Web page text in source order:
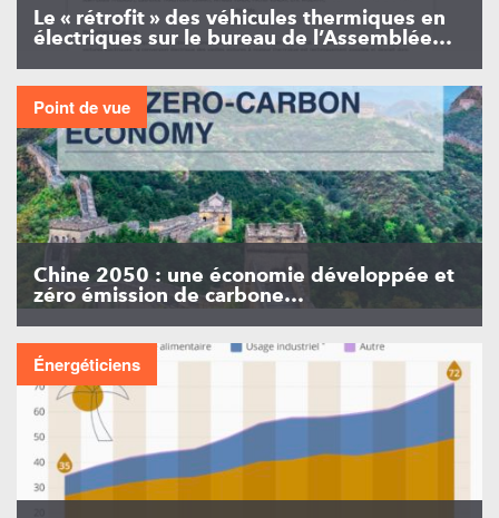
Le « rétrofit » des véhicules thermiques en
électriques sur le bureau de l’Assemblée…
Point de vue
Chine 2050 : une économie développée et
zéro émission de carbone…
Énergéticiens